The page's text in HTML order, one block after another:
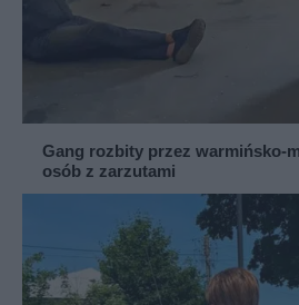
Gang rozbity przez warmińsko-
osób z zarzutami